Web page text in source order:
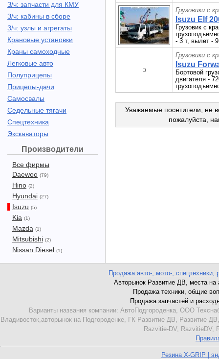
З/ч: запчасти для КМУ
З/ч: кабины в сборе
З/ч: узлы и агрегаты
Крановые установки
Краны самоходные
Легковые авто
Полуприцепы
Прицепы-дачи
Самосвалы
Седельные тягачи
Спецтехника
Экскаваторы
Производители
Все фирмы
Daewoo (79)
Hino (2)
Hyundai (27)
Isuzu (5)
Kia (1)
Mazda (1)
Mitsubishi (2)
Nissan Diesel (1)
Грузовики с
Isuzu Elf
Грузовик с
- 3 т, вылет -
Грузовики с
Isuzu
Бортовой
двигателя -
Уважаемые посетители, не
пожалуйста,
Продажа авто-, мото-, спецтехники,
Авторынок Развитие ДВ, места на
Продажа техники, общие
Продажа запчастей и
Варианты названия компании: АвтоПодгороденка, ООО
Владивосток,авторынок на Подгороденке, ГК Развитие ДВ,
Razvitie-DV, RazvitieDV,
Резина X-GRIP |